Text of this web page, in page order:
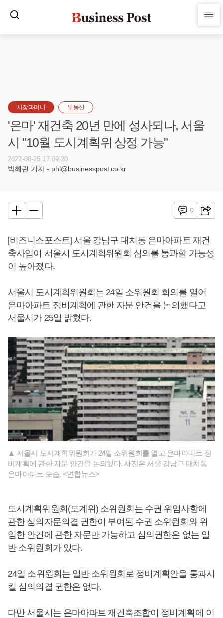
시장과머니 부동산
'은마' 재건축 20년 만에 성사되나, 서울
시 "10월 도시계획위 상정 가능"
2022-08-25 17:09:20
박혜린 기자 - phl@businesspost.co.kr
0
[비즈니스포스트] 서울 강남구 대치동 은마아파트 재건
축사업이 서울시 도시계획위원회 심의를 통과할 가능성
이 높아졌다.
서울시 도시계획위원회는 24일 소위원회 회의를 열어
은마아파트 정비계획에 관한 자문 안건을 논의했다고
서울시가 25일 밝혔다.
▲ 서울시 도시계획위원회가 24일 소위원회를 열고 은마아파트 정
비계획에 관한 자문 안건을 논의했다. 사진은 서울 강남구 대치동
은마아파트 모습. <연합뉴스>
도시계획위원회(도계위) 소위원회는 수권 위임사항에
관한 심의자문의결 권한이 부여된 수권 소위원회와 위
임한 안건에 관한 자문만 가능하고 심의권한은 없는 일
반 소위원회가 있다.
24일 소위원회는 일반 소위원회로 정비계획안을 통과시
킬 심의의결 권한은 없다.
다만 서울시는 은마아파트 재건축조합이 정비계획에 이